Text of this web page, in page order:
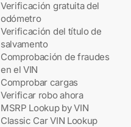
Verificación gratuita del
odómetro
Verificación del título de
salvamento
Comprobación de fraudes
en el VIN
Comprobar cargas
Verificar robo ahora
MSRP Lookup by VIN
Classic Car VIN Lookup